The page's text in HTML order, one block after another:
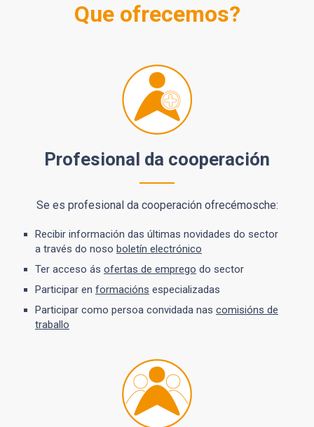
Que ofrecemos?
Profesional da cooperación
Se es profesional da cooperación ofrecémosche:
Recibir información das últimas novidades do sector
a través do noso boletín electrónico
Ter acceso ás ofertas de emprego do sector
Participar en formacións especializadas
Participar como persoa convidada nas comisións de
traballo